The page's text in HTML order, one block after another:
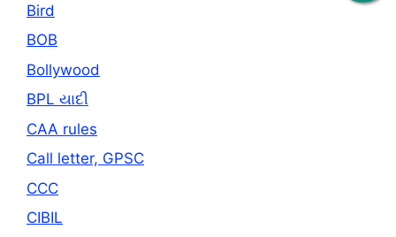
Bird
BOB
Bollywood
BPL યાદી
CAA rules
Call letter, GPSC
CCC
CIBIL